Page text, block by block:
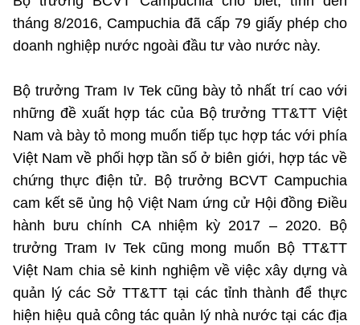
tháng 8/2016, Campuchia đã cấp 79 giấy phép cho
doanh nghiệp nước ngoài đầu tư vào nước này.
Bộ trưởng Tram Iv Tek cũng bày tỏ nhất trí cao với
những đề xuất hợp tác của Bộ trưởng TT&TT Việt
Nam và bày tỏ mong muốn tiếp tục hợp tác với phía
Việt Nam về phối hợp tần số ở biên giới, hợp tác về
chứng thực điện tử. Bộ trưởng BCVT Campuchia
cam kết sẽ ủng hộ Việt Nam ứng cử Hội đồng Điều
hành bưu chính CA nhiệm kỳ 2017 – 2020. Bộ
trưởng Tram Iv Tek cũng mong muốn Bộ TT&TT
Việt Nam chia sẻ kinh nghiệm về việc xây dựng và
quản lý các Sở TT&TT tại các tỉnh thành để thực
hiện hiệu quả công tác quản lý nhà nước tại các địa